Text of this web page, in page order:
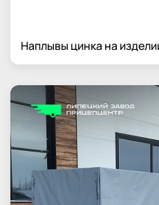
Наплывы цинка на